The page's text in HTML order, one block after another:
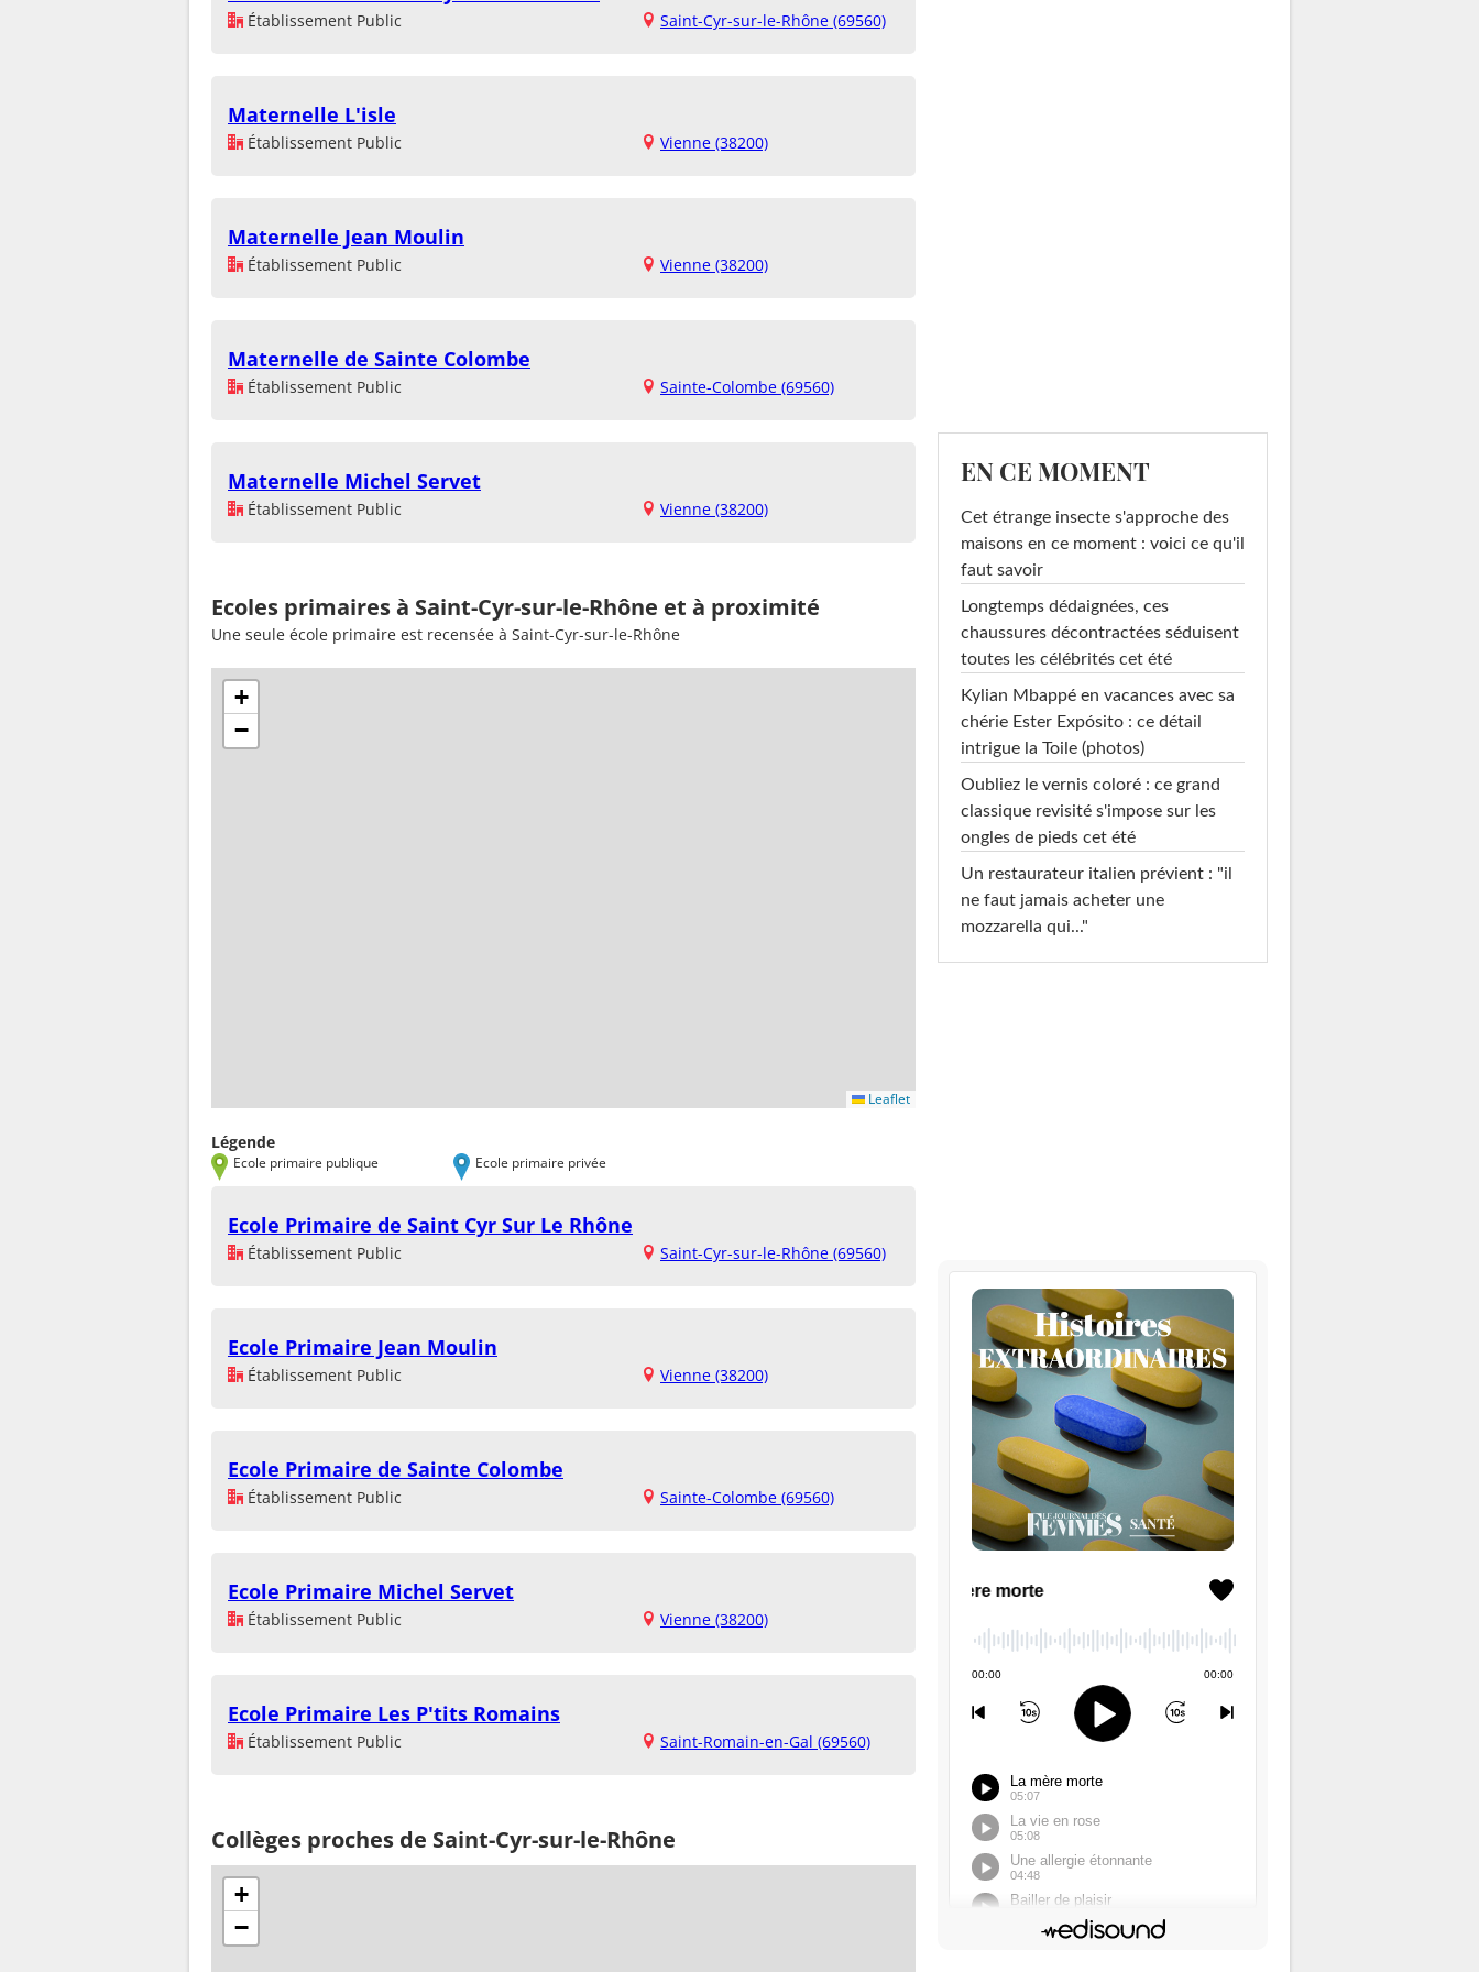
Établissement Public Saint-Cyr-sur-le-Rhône (69560)
Maternelle L'isle
Établissement Public Vienne (38200)
Maternelle Jean Moulin
Établissement Public Vienne (38200)
Maternelle de Sainte Colombe
Établissement Public Sainte-Colombe (69560)
Maternelle Michel Servet
Établissement Public Vienne (38200)
Ecoles primaires à Saint-Cyr-sur-le-Rhône et à proximité
Une seule école primaire est recensée à Saint-Cyr-sur-le-Rhône
+
−
Leaflet
Légende
Ecole primaire publique Ecole primaire privée
Ecole Primaire de Saint Cyr Sur Le Rhône
Établissement Public Saint-Cyr-sur-le-Rhône (69560)
Ecole Primaire Jean Moulin
Établissement Public Vienne (38200)
Ecole Primaire de Sainte Colombe
Établissement Public Sainte-Colombe (69560)
Ecole Primaire Michel Servet
Établissement Public Vienne (38200)
Ecole Primaire Les P'tits Romains
Établissement Public Saint-Romain-en-Gal (69560)
Collèges proches de Saint-Cyr-sur-le-Rhône
+
−
EN CE MOMENT
Cet étrange insecte s'approche des
maisons en ce moment : voici ce qu'il
faut savoir
Longtemps dédaignées, ces
chaussures décontractées séduisent
toutes les célébrités cet été
Kylian Mbappé en vacances avec sa
chérie Ester Expósito : ce détail
intrigue la Toile (photos)
Oubliez le vernis coloré : ce grand
classique revisité s'impose sur les
ongles de pieds cet été
Un restaurateur italien prévient : "il
ne faut jamais acheter une
mozzarella qui..."